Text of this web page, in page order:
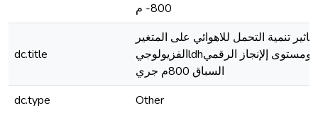
800- م
dc.title
تاثير تنمية التحمل للاهوائي على المتغير
الفزيولوجيldhومستوى إلإنجاز الرقمي
السباق 800م جري
dc.type
Other